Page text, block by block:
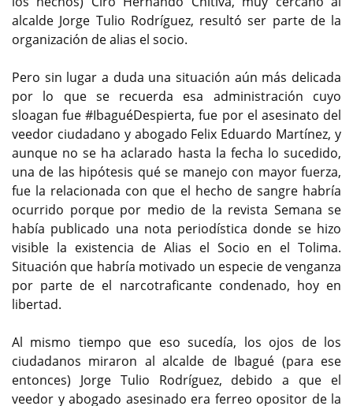
alcalde Jorge Tulio Rodríguez, resultó ser parte de la
organización de alias el socio.
Pero sin lugar a duda una situación aún más delicada
por lo que se recuerda esa administración cuyo
sloagan fue #IbaguéDespierta, fue por el asesinato del
veedor ciudadano y abogado Felix Eduardo Martínez, y
aunque no se ha aclarado hasta la fecha lo sucedido,
una de las hipótesis qué se manejo con mayor fuerza,
fue la relacionada con que el hecho de sangre habría
ocurrido porque por medio de la revista Semana se
había publicado una nota periodística donde se hizo
visible la existencia de Alias el Socio en el Tolima.
Situación que habría motivado un especie de venganza
por parte de el narcotraficante condenado, hoy en
libertad.
Al mismo tiempo que eso sucedía, los ojos de los
ciudadanos miraron al alcalde de Ibagué (para ese
entonces) Jorge Tulio Rodríguez, debido a que el
veedor y abogado asesinado era ferreo opositor de la